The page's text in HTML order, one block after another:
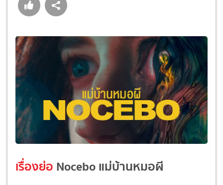
เรื่องย่อ Nocebo แม่บ้านหมอผี